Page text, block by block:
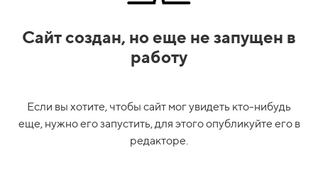
Сайт создан, но еще не запущен в
работу
Если вы хотите, чтобы сайт мог увидеть кто-нибудь
еще, нужно его запустить, для этого опубликуйте его в
редакторе.